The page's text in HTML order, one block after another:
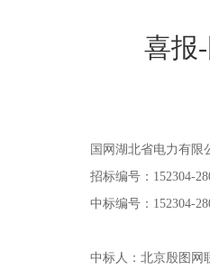
喜报
国网湖北省电力有限
招标编号 ： 152304-
中标编号：152304-
中标人：北京殷图网